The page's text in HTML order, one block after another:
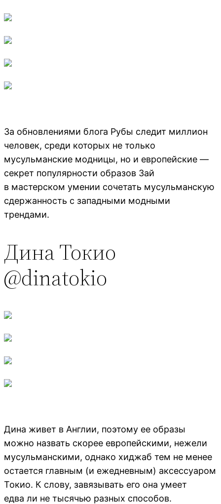
За обновлениями блога Рубы следит миллион
человек, среди которых не только
мусульманские модницы, но и европейские —
секрет популярности образов Зай
в мастерском умении сочетать мусульманскую
сдержанность с западными модными
трендами.
Дина Токио
@dinatokio
Дина живет в Англии, поэтому ее образы
можно назвать скорее европейскими, нежели
мусульманскими, однако хиджаб тем не менее
остается главным (и ежедневным) аксессуаром
Токио. К слову, завязывать его она умеет
едва ли не тысячью разных способов.